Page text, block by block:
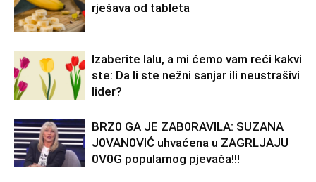
rješava od tableta
Izaberite lalu, a mi ćemo vam reći kakvi
ste: Da li ste nežni sanjar ili neustrašivi
lider?
BRZ0 GA JE ZAB0RAVlLA: SUZANA
J0VAN0VIĆ uhvaćena u ZAGRLJAJU
0V0G popularnog pjevača!!!